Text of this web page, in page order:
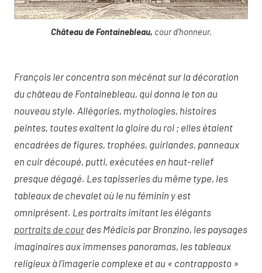
Château de Fontainebleau, cour d’honneur.
François Ier concentra son mécénat sur la décoration
du château de Fontainebleau, qui donna le ton au
nouveau style. Allégories, mythologies, histoires
peintes, toutes exaltent la gloire du roi ; elles étaient
encadrées de figures, trophées, guirlandes, panneaux
en cuir découpé, putti, exécutées en haut-relief
presque dégagé. Les tapisseries du même type, les
tableaux de chevalet où le nu féminin y est
omniprésent. Les portraits imitant les élégants
portraits de courdes Médicis par Bronzino, les paysages
imaginaires aux immenses panoramas, les tableaux
religieux à l’imagerie complexe et au « contrapposto »